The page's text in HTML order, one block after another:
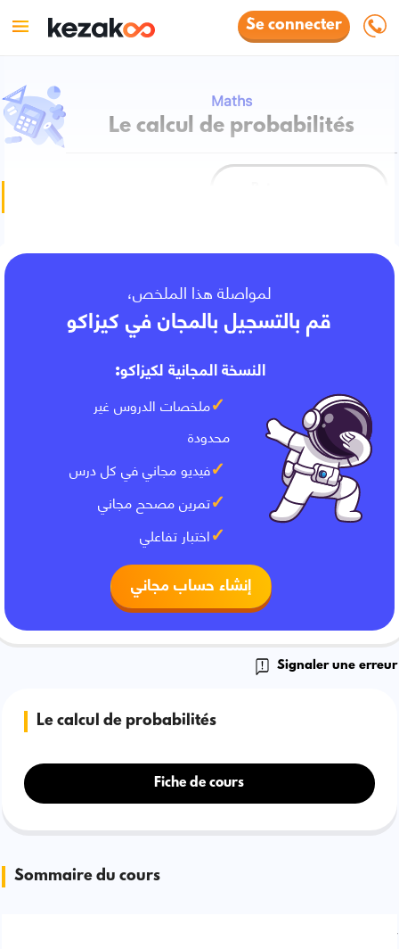
Se connecter
Maths
Le calcul de probabilités
لمواصلة هذا الملخص،
قم بالتسجيل بالمجان في كيزاكو
النسخة المجانية لكيزاكو:
ملخصات الدروس غير
محدودة
فيديو مجاني في كل درس
تمرين مصحح مجاني
اختبار تفاعلي
إنشاء حساب مجاني
Signaler une erreur
Le calcul de probabilités
Fiche de cours
Sommaire du cours